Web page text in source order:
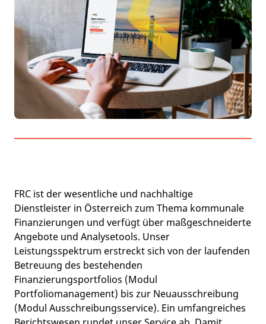
FRC ist der wesentliche und nachhaltige
Dienstleister in Österreich zum Thema kommunale
Finanzierungen und verfügt über maßgeschneiderte
Angebote und Analysetools. Unser
Leistungsspektrum erstreckt sich von der laufenden
Betreuung des bestehenden
Finanzierungsportfolios (Modul
Portfoliomanagement) bis zur Neuausschreibung
(Modul Ausschreibungsservice). Ein umfangreiches